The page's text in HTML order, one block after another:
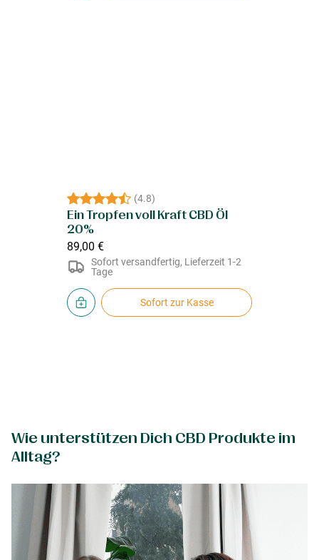
(4.8)
Ein Tropfen voll Kraft CBD Öl
20%
89,00 €
Sofort versandfertig, Lieferzeit 1-2
Tage
Sofort zur Kasse
Wie unterstützen Dich CBD Produkte im
Alltag?